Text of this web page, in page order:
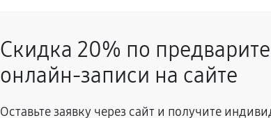
1080 руб 60 минут
Скидка 20% по
онлайн-записи на сайте
Оставьте заявку через сайт и получите